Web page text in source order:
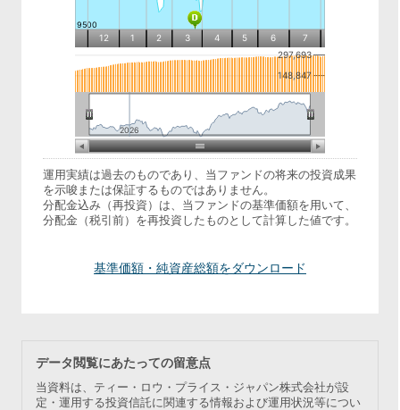
運用実績は過去のものであり、当ファンドの将来の投資成果
を示唆または保証するものではありません。
分配金込み（再投資）は、当ファンドの基準価額を用いて、
分配金（税引前）を再投資したものとして計算した値です。
基準価額・純資産総額をダウンロード
データ閲覧にあたっての留意点
当資料は、ティー・ロウ・プライス・ジャパン株式会社が設
定・運用する投資信託に関連する情報および運用状況等につい